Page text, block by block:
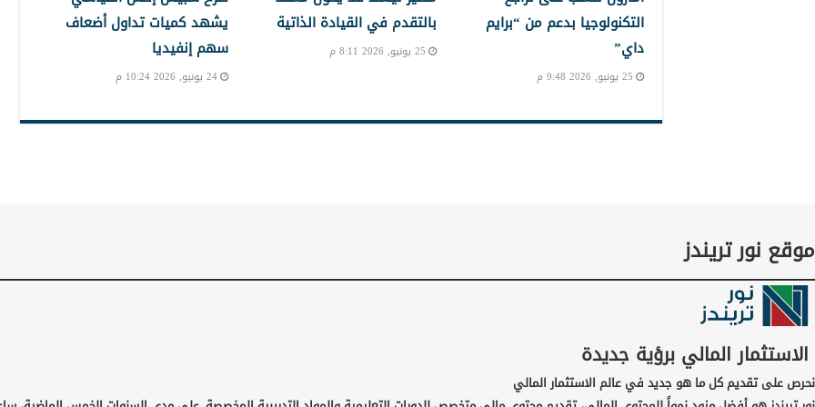
التكنولوجيا بدعم من “برايم
داي”
25 يونيو, 2026 9:48 م
بالتقدم في القيادة الذاتية
25 يونيو, 2026 8:11 م
يشهد كميات تداول أضعاف
سهم إنفيديا
24 يونيو, 2026 10:24 م
موقع نور تريندز
الاستثمار المالي برؤية جديدة
نحرص على تقديم كل ما هو جديد في عالم الاستثمار المالي